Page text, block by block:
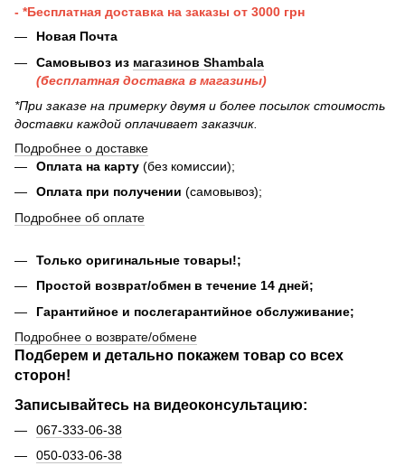
- *Бесплатная доставка на заказы от 3000 грн
Новая Почта
Самовывоз из магазинов Shambala
(бесплатная доставка в магазины)
*При заказе на примерку двумя и более посылок стоимость
доставки каждой оплачивает заказчик.
Подробнее о доставке
Оплата на карту (без комиссии);
Оплата при получении (самовывоз);
Подробнее об оплате
Только оригинальные товары!;
Простой возврат/обмен в течение 14 дней;
Гарантийное и послегарантийное обслуживание;
Подробнее о возврате/обмене
Подберем и детально покажем товар со всех
сторон!
Записывайтесь на видеоконсультацию:
067-333-06-38
050-033-06-38